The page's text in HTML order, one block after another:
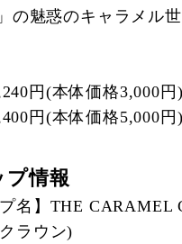
の魅惑のキャラメル
円(本体価格3,000
円(本体価格5,000
プ情報
プ名】THE CARAMEL
ラウン)